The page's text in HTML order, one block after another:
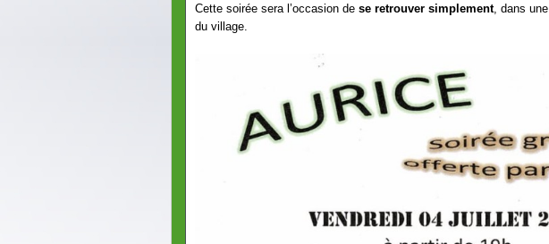
Cette soirée sera l’occasion de se retrouver simplement, dans une
du village.